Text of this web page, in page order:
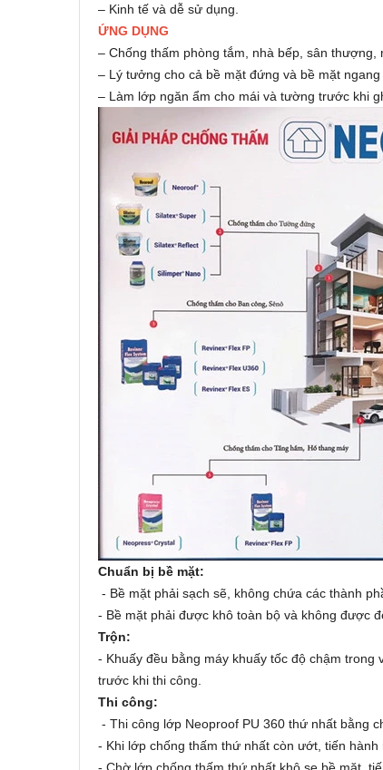
– Kinh tế và dễ sử dụng.
ỨNG DỤNG
– Chống thấm phòng tắm, nhà bếp, sân
– Lý tưởng cho cả bề mặt đứng và bề mặt
– Làm lớp ngăn ẩm cho mái và tường trước khi
Chuẩn bị bề mặt:
- Bề mặt phải sạch sẽ, không chứa các thành
- Bề mặt phải được khô toàn bộ và không được
Trộn:
- Khuấy đều bằng máy khuấy tốc độ chậm
trước khi thi công.
Thi công:
- Thi công lớp Neoproof PU 360 thứ nhất bằng
- Khi lớp chống thấm thứ nhất còn ướt, tiến